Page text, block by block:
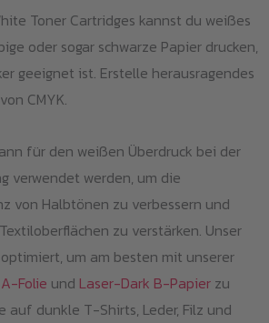
Toner Cartridges kannst du weißes
oder sogar schwarze Papier drucken,
geeignet ist. Erstelle herausragendes
CMYK.
für den weißen Überdruck bei der
verwendet werden, um die
von Halbtönen zu verbessern und
zu verstärken. Unser
um am besten mit unserer
Folie und Laser-Dark B-Papierzu
auf dunkle T-Shirts, Leder, Filz und